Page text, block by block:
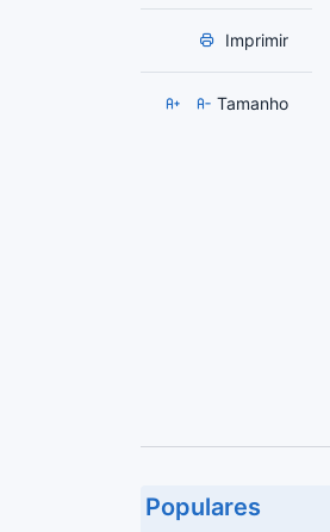
Imprimir
Tamanho
Populares